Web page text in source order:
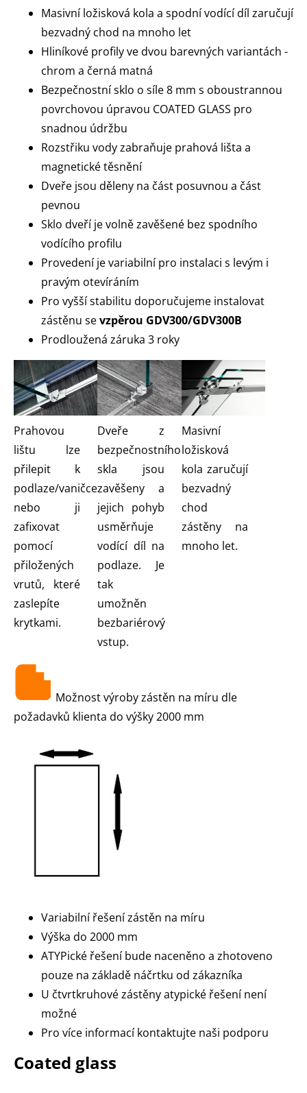
Masivní ložisková kola a spodní vodící díl zaručují
bezvadný chod na mnoho let
Hliníkové profily ve dvou barevných variantách -
chrom a černá matná
Bezpečnostní sklo o síle 8 mm s oboustrannou
povrchovou úpravou COATED GLASS pro
snadnou údržbu
Rozstřiku vody zabraňuje prahová lišta a
magnetické těsnění
Dveře jsou děleny na část posuvnou a část
pevnou
Sklo dveří je volně zavěšené bez spodního
vodícího profilu
Provedení je variabilní pro instalaci s levým i
pravým otevíráním
Pro vyšší stabilitu doporučujeme instalovat
zástěnu sevzpěrou GDV300/GDV300B
Prodloužená záruka 3 roky
Prahovou
lištu lze
přilepit k
podlaze/vaničce
nebo ji
zafixovat
pomocí
přiložených
vrutů, které
zaslepíte
krytkami.
Dveře z
bezpečnostního
skla jsou
zavěšeny a
jejich pohyb
usměrňuje
vodící díl na
podlaze. Je
tak
umožněn
bezbariérový
vstup.
Masivní
ložisková
kola zaručují
bezvadný
chod
zástěny na
mnoho let.
Možnost výroby zástěn na míru dle
požadavků klienta do výšky 2000 mm
Variabilní řešení zástěn na míru
Výška do 2000 mm
ATYPické řešení bude naceněno a zhotoveno
pouze na základě náčrtku od zákazníka
U čtvrtkruhové zástěny atypické řešení není
možné
Pro více informací kontaktujte naši podporu
Coated glass